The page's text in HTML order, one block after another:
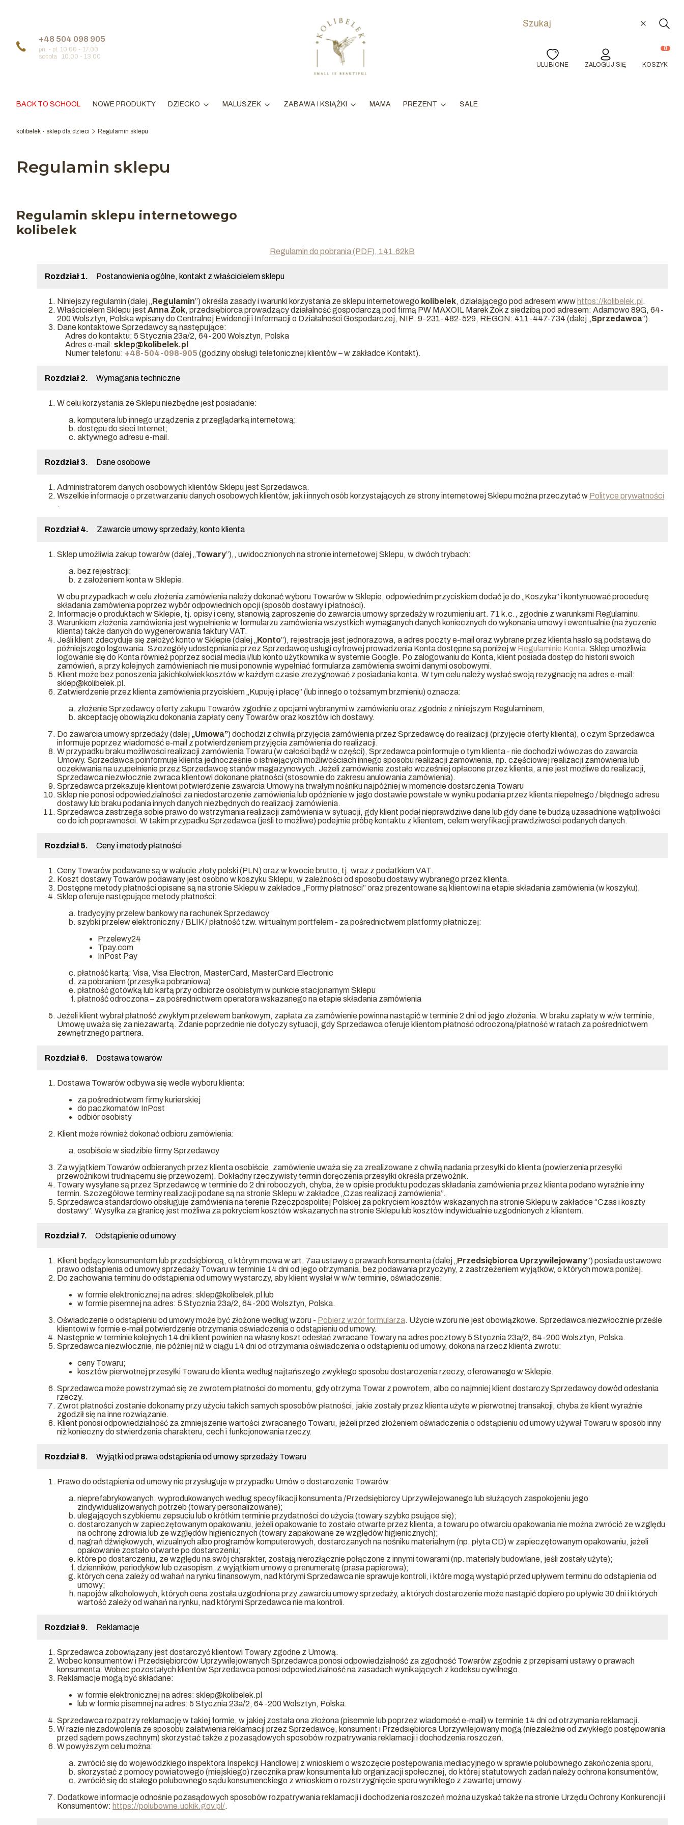
+48 504 098 905
pn. - pt. 10.00 - 17.00
sobota 10.00 - 13.00
Wyczyść
ULUBIONE ZALOGUJ SIĘ
Produkty
KOSZYK
BACK TO SCHOOL NOWE PRODUKTY DZIECKO MALUSZEK ZABAWA I KSIĄŻKI MAMA PREZENT SALE
kolibelek - sklep dla dzieci Regulamin sklepu
Regulamin sklepu
Regulamin sklepu internetowego
kolibelek
Regulamin do pobrania (PDF), 141.62kB
Rozdział 1. Postanowienia ogólne, kontakt z właścicielem sklepu
Niniejszy regulamin (dalej „Regulamin”) określa zasady i warunki korzystania ze sklepu internetowego kolibelek, działającego pod adresem www https://kolibelek.pl .
Właścicielem Sklepu jest Anna Żok, przedsiębiorca prowadzący działalność gospodarczą pod firmą PW MAXOIL Marek Żok z siedzibą pod adresem: Adamowo 89G, 64-
200 Wolsztyn, Polska wpisany do Centralnej Ewidencji i Informacji o Działalności Gospodarczej, NIP: 9-231-482-529, REGON: 411-447-734 (dalej „Sprzedawca”).
Dane kontaktowe Sprzedawcy są następujące:
Adres do kontaktu: 5 Stycznia 23a/2, 64-200 Wolsztyn, Polska
Adres e-mail: sklep@kolibelek.pl
Numer telefonu: +48-504-098-905 (godziny obsługi telefonicznej klientów – w zakładce Kontakt).
Rozdział 2. Wymagania techniczne
W celu korzystania ze Sklepu niezbędne jest posiadanie:
komputera lub innego urządzenia z przeglądarką internetową;
dostępu do sieci Internet;
aktywnego adresu e-mail.
Rozdział 3. Dane osobowe
Administratorem danych osobowych klientów Sklepu jest Sprzedawca.
Wszelkie informacje o przetwarzaniu danych osobowych klientów, jak i innych osób korzystających ze strony internetowej Sklepu można przeczytać w Polityce prywatności
.
Rozdział 4. Zawarcie umowy sprzedaży, konto klienta
Sklep umożliwia zakup towarów (dalej „Towary”),, uwidocznionych na stronie internetowej Sklepu, w dwóch trybach:
bez rejestracji;
z założeniem konta w Sklepie.
W obu przypadkach w celu złożenia zamówienia należy dokonać wyboru Towarów w Sklepie, odpowiednim przyciskiem dodać je do „Koszyka” i kontynuować procedurę
składania zamówienia poprzez wybór odpowiednich opcji (sposób dostawy i płatności).
Informacje o produktach w Sklepie, tj. opisy i ceny, stanowią zaproszenie do zawarcia umowy sprzedaży w rozumieniu art. 71 k.c., zgodnie z warunkami Regulaminu.
Warunkiem złożenia zamówienia jest wypełnienie w formularzu zamówienia wszystkich wymaganych danych koniecznych do wykonania umowy i ewentualnie (na życzenie
klienta) także danych do wygenerowania faktury VAT.
Jeśli klient zdecyduje się założyć konto w Sklepie (dalej „Konto”), rejestracja jest jednorazowa, a adres poczty e-mail oraz wybrane przez klienta hasło są podstawą do
późniejszego logowania. Szczegóły udostępniania przez Sprzedawcę usługi cyfrowej prowadzenia Konta dostępne są poniżej w Regulaminie Konta. Sklep umożliwia
logowanie się do Konta również poprzez social media i/lub konto użytkownika w systemie Google. Po zalogowaniu do Konta, klient posiada dostęp do historii swoich
zamówień, a przy kolejnych zamówieniach nie musi ponownie wypełniać formularza zamówienia swoimi danymi osobowymi.
Klient może bez ponoszenia jakichkolwiek kosztów w każdym czasie zrezygnować z posiadania konta. W tym celu należy wysłać swoją rezygnację na adres e-mail:
sklep@kolibelek.pl.
Zatwierdzenie przez klienta zamówienia przyciskiem „Kupuję i płacę” (lub innego o tożsamym brzmieniu) oznacza:
złożenie Sprzedawcy oferty zakupu Towarów zgodnie z opcjami wybranymi w zamówieniu oraz zgodnie z niniejszym Regulaminem,
akceptację obowiązku dokonania zapłaty ceny Towarów oraz kosztów ich dostawy.
Do zawarcia umowy sprzedaży (dalej „Umowa”) dochodzi z chwilą przyjęcia zamówienia przez Sprzedawcę do realizacji (przyjęcie oferty klienta), o czym Sprzedawca
informuje poprzez wiadomość e-mail z potwierdzeniem przyjęcia zamówienia do realizacji.
W przypadku braku możliwości realizacji zamówienia Towaru (w całości bądź w części), Sprzedawca poinformuje o tym klienta - nie dochodzi wówczas do zawarcia
Umowy. Sprzedawca poinformuje klienta jednocześnie o istniejących możliwościach innego sposobu realizacji zamówienia, np. częściowej realizacji zamówienia lub
oczekiwania na uzupełnienie przez Sprzedawcę stanów magazynowych. Jeżeli zamówienie zostało wcześniej opłacone przez klienta, a nie jest możliwe do realizacji,
Sprzedawca niezwłocznie zwraca klientowi dokonane płatności (stosownie do zakresu anulowania zamówienia).
Sprzedawca przekazuje klientowi potwierdzenie zawarcia Umowy na trwałym nośniku najpóźniej w momencie dostarczenia Towaru
Sklep nie ponosi odpowiedzialności za niedostarczenie zamówienia lub opóźnienie w jego dostawie powstałe w wyniku podania przez klienta niepełnego / błędnego adresu
dostawy lub braku podania innych danych niezbędnych do realizacji zamówienia.
Sprzedawca zastrzega sobie prawo do wstrzymania realizacji zamówienia w sytuacji, gdy klient podał nieprawdziwe dane lub gdy dane te budzą uzasadnione wątpliwości
co do ich poprawności. W takim przypadku Sprzedawca (jeśli to możliwe) podejmie próbę kontaktu z klientem, celem weryfikacji prawdziwości podanych danych.
Rozdział 5. Ceny i metody płatności
Ceny Towarów podawane są w walucie złoty polski (PLN) oraz w kwocie brutto, tj. wraz z podatkiem VAT.
Koszt dostawy Towarów podawany jest osobno w koszyku Sklepu, w zależności od sposobu dostawy wybranego przez klienta.
Dostępne metody płatności opisane są na stronie Sklepu w zakładce „Formy płatności” oraz prezentowane są klientowi na etapie składania zamówienia (w koszyku).
Sklep oferuje następujące metody płatności:
tradycyjny przelew bankowy na rachunek Sprzedawcy
szybki przelew elektroniczny / BLIK / płatność tzw. wirtualnym portfelem - za pośrednictwem platformy płatniczej:
Przelewy24
Tpay.com
InPost Pay
płatność kartą: Visa, Visa Electron, MasterCard, MasterCard Electronic
za pobraniem (przesyłka pobraniowa)
płatność gotówką lub kartą przy odbiorze osobistym w punkcie stacjonarnym Sklepu
płatność odroczona – za pośrednictwem operatora wskazanego na etapie składania zamówienia
Jeżeli klient wybrał płatność zwykłym przelewem bankowym, zapłata za zamówienie powinna nastąpić w terminie 2 dni od jego złożenia. W braku zapłaty w w/w terminie,
Umowę uważa się za niezawartą. Zdanie poprzednie nie dotyczy sytuacji, gdy Sprzedawca oferuje klientom płatność odroczoną/płatność w ratach za pośrednictwem
zewnętrznego partnera.
Rozdział 6. Dostawa towarów
Dostawa Towarów odbywa się wedle wyboru klienta:
za pośrednictwem firmy kurierskiej
do paczkomatów InPost
odbiór osobisty
Klient może również dokonać odbioru zamówienia:
osobiście w siedzibie firmy Sprzedawcy
Za wyjątkiem Towarów odbieranych przez klienta osobiście, zamówienie uważa się za zrealizowane z chwilą nadania przesyłki do klienta (powierzenia przesyłki
przewoźnikowi trudniącemu się przewozem). Dokładny rzeczywisty termin doręczenia przesyłki określa przewoźnik.
Towary wysyłane są przez Sprzedawcę w terminie do 2 dni roboczych, chyba, że w opisie produktu podczas składania zamówienia przez klienta podano wyraźnie inny
termin. Szczegółowe terminy realizacji podane są na stronie Sklepu w zakładce „Czas realizacji zamówienia”.
Sprzedawca standardowo obsługuje zamówienia na terenie Rzeczpospolitej Polskiej za pokryciem kosztów wskazanych na stronie Sklepu w zakładce “Czas i koszty
dostawy”. Wysyłka za granicę jest możliwa za pokryciem kosztów wskazanych na stronie Sklepu lub kosztów indywidualnie uzgodnionych z klientem.
Rozdział 7. Odstąpienie od umowy
Klient będący konsumentem lub przedsiębiorcą, o którym mowa w art. 7aa ustawy o prawach konsumenta (dalej „Przedsiębiorca Uprzywilejowany”) posiada ustawowe
prawo odstąpienia od umowy sprzedaży Towaru w terminie 14 dni od jego otrzymania, bez podawania przyczyny, z zastrzeżeniem wyjątków, o których mowa poniżej.
Do zachowania terminu do odstąpienia od umowy wystarczy, aby klient wysłał w w/w terminie, oświadczenie:
w formie elektronicznej na adres: sklep@kolibelek.pl lub
w formie pisemnej na adres: 5 Stycznia 23a/2, 64-200 Wolsztyn, Polska.
Oświadczenie o odstąpieniu od umowy może być złożone według wzoru - Pobierz wzór formularza. Użycie wzoru nie jest obowiązkowe. Sprzedawca niezwłocznie prześle
klientowi w formie e-mail potwierdzenie otrzymania oświadczenia o odstąpieniu od umowy.
Następnie w terminie kolejnych 14 dni klient powinien na własny koszt odesłać zwracane Towary na adres pocztowy 5 Stycznia 23a/2, 64-200 Wolsztyn, Polska.
Sprzedawca niezwłocznie, nie później niż w ciągu 14 dni od otrzymania oświadczenia o odstąpieniu od umowy, dokona na rzecz klienta zwrotu:
ceny Towaru;
kosztów pierwotnej przesyłki Towaru do klienta według najtańszego zwykłego sposobu dostarczenia rzeczy, oferowanego w Sklepie.
Sprzedawca może powstrzymać się ze zwrotem płatności do momentu, gdy otrzyma Towar z powrotem, albo co najmniej klient dostarczy Sprzedawcy dowód odesłania
rzeczy.
Zwrot płatności zostanie dokonamy przy użyciu takich samych sposobów płatności, jakie zostały przez klienta użyte w pierwotnej transakcji, chyba że klient wyraźnie
zgodził się na inne rozwiązanie.
Klient ponosi odpowiedzialność za zmniejszenie wartości zwracanego Towaru, jeżeli przed złożeniem oświadczenia o odstąpieniu od umowy używał Towaru w sposób inny
niż konieczny do stwierdzenia charakteru, cech i funkcjonowania rzeczy.
Rozdział 8. Wyjątki od prawa odstąpienia od umowy sprzedaży Towaru
Prawo do odstąpienia od umowy nie przysługuje w przypadku Umów o dostarczenie Towarów:
nieprefabrykowanych, wyprodukowanych według specyfikacji konsumenta /Przedsiębiorcy Uprzywilejowanego lub służących zaspokojeniu jego
zindywidualizowanych potrzeb (towary personalizowane);
ulegających szybkiemu zepsuciu lub o krótkim terminie przydatności do użycia (towary szybko psujące się);
dostarczanych w zapieczętowanym opakowaniu, jeżeli opakowanie to zostało otwarte przez klienta, a towaru po otwarciu opakowania nie można zwrócić ze względu
na ochronę zdrowia lub ze względów higienicznych (towary zapakowane ze względów higienicznych);
nagrań dźwiękowych, wizualnych albo programów komputerowych, dostarczanych na nośniku materialnym (np. płyta CD) w zapieczętowanym opakowaniu, jeżeli
opakowanie zostało otwarte po dostarczeniu;
które po dostarczeniu, ze względu na swój charakter, zostają nierozłącznie połączone z innymi towarami (np. materiały budowlane, jeśli zostały użyte);
dzienników, periodyków lub czasopism, z wyjątkiem umowy o prenumeratę (prasa papierowa);
których cena zależy od wahań na rynku finansowym, nad którymi Sprzedawca nie sprawuje kontroli, i które mogą wystąpić przed upływem terminu do odstąpienia od
umowy;
napojów alkoholowych, których cena została uzgodniona przy zawarciu umowy sprzedaży, a których dostarczenie może nastąpić dopiero po upływie 30 dni i których
wartość zależy od wahań na rynku, nad którymi Sprzedawca nie ma kontroli.
Rozdział 9. Reklamacje
Sprzedawca zobowiązany jest dostarczyć klientowi Towary zgodne z Umową.
Wobec konsumentów i Przedsiębiorców Uprzywilejowanych Sprzedawca ponosi odpowiedzialność za zgodność Towarów zgodnie z przepisami ustawy o prawach
konsumenta. Wobec pozostałych klientów Sprzedawca ponosi odpowiedzialność na zasadach wynikających z kodeksu cywilnego.
Reklamacje mogą być składane:
w formie elektronicznej na adres: sklep@kolibelek.pl
lub w formie pisemnej na adres: 5 Stycznia 23a/2, 64-200 Wolsztyn, Polska.
Sprzedawca rozpatrzy reklamację w takiej formie, w jakiej została ona złożona (pisemnie lub poprzez wiadomość e-mail) w terminie 14 dni od otrzymania reklamacji.
W razie niezadowolenia ze sposobu załatwienia reklamacji przez Sprzedawcę, konsument i Przedsiębiorca Uprzywilejowany mogą (niezależnie od zwykłego postępowania
przed sądem powszechnym) skorzystać także z pozasądowych sposobów rozpatrywania reklamacji i dochodzenia roszczeń.
W powyższym celu można:
zwrócić się do wojewódzkiego inspektora Inspekcji Handlowej z wnioskiem o wszczęcie postępowania mediacyjnego w sprawie polubownego zakończenia sporu,
skorzystać z pomocy powiatowego (miejskiego) rzecznika praw konsumenta lub organizacji społecznej, do której statutowych zadań należy ochrona konsumentów,
zwrócić się do stałego polubownego sądu konsumenckiego z wnioskiem o rozstrzygnięcie sporu wynikłego z zawartej umowy.
Dodatkowe informacje odnośnie pozasądowych sposobów rozpatrywania reklamacji i dochodzenia roszczeń można uzyskać także na stronie Urzędu Ochrony Konkurencji i
Konsumentów: https://polubowne.uokik.gov.pl/.